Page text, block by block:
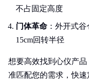
不占固定高度
门体革命 ：外开式
15cm回转半径
想要高效找到心仪产
准匹配您的需求，快